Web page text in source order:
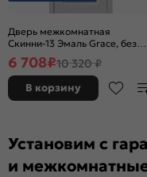
Дверь межкомнатная
Скинни-13 Эмаль Grace, без
декора, остекленная, white
сrystal, без кромки, скиновая
6 708₽10 320 ₽
В корзину
Установим с
и